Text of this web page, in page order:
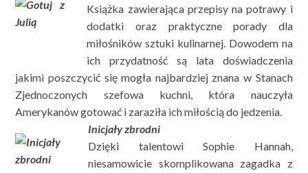
Książka zawierająca przepisy na potrawy i
dodatki oraz praktyczne porady dla
miłośników sztuki kulinarnej. Dowodem na
ich przydatność są lata doświadczenia
jakimi poszczycić się mogła najbardziej znana w Stanach
Zjednoczonych szefowa kuchni, która nauczyła
Amerykanów gotować i zaraziła ich miłością do jedzenia.
Inicjały zbrodni
Dzięki talentowi Sophie Hannah,
niesamowicie skomplikowana zagadka z